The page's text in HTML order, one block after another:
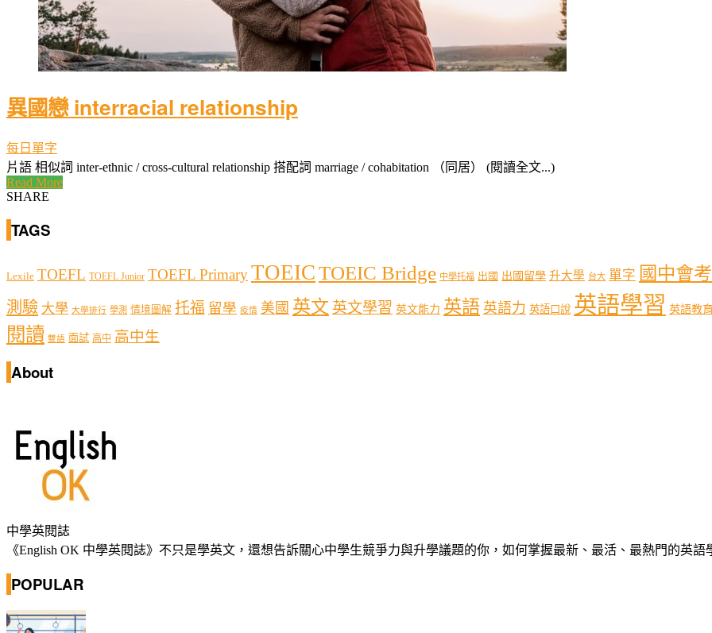
異國戀 interracial relationship
每日單字
片語 相似詞 inter-ethnic / cross-cultural relationship 搭配詞 marriage / cohabitation （同居） (閱讀全文...)
Read More
SHARE
TAGS
Lexile TOEFL TOEFL Junior TOEFL PrimaryTOEICTOEIC Bridge 中學托福 出國 出國留學 升大學 台大 單字 國中會考
測驗 大學 大學排行 學測 情境圖解 托福 留學 疫情 美國 英文 英文學習 英文能力 英語 英語力 英語口說 英語學習 英語教
閱讀 雙語 面試 高中 高中生
About
中學英閱誌
《English OK 中學英閱誌》不只是學英文，還想告訴關心中學生競爭力與升學議題的你，如何掌握最新、最活、最熱門的英語
POPULAR